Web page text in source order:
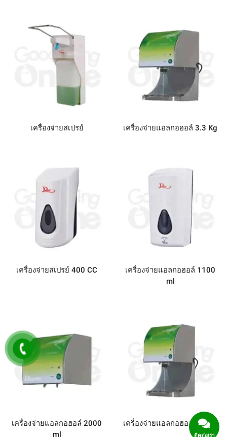
เครื่องจ่ายสเปรย์ เครื่องจ่ายแอลกอฮอล์ 3.3 Kg
เครื่องจ่ายสเปรย์ 400 CC
เครื่องจ่ายแอลกอฮอล์ 1100
ml
เครื่องจ่ายแอลกอฮอล์ 2000
ml
เครื่องจ่ายแอลกอฮอล์ 3.3 Kg
ติดต่อเรา